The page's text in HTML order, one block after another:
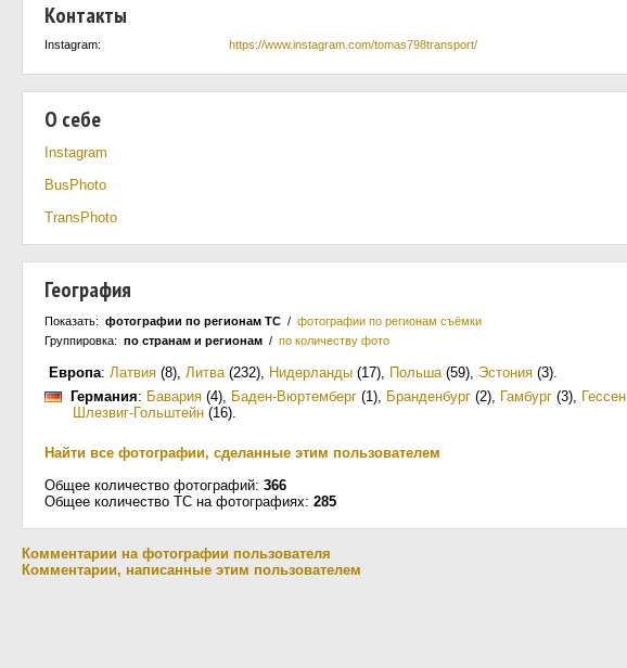
Контакты
Instagram: https://www.instagram.com/tomas798transport/
О себе
Instagram
BusPhoto
TransPhoto
География
Показать: фотографии по регионам ТС / фотографии по регионам съёмки
Группировка: по странам и регионам / по количеству фото
Европа: Латвия (8), Литва(232), Нидерланды (17), Польша(59), Эстония (3).
Германия: Бавария (4), Баден-Вюртемберг (1), Бранденбург (2), Гамбург (3), Гессен
Шлезвиг-Гольштейн (16).
Найти все фотографии, сделанные этим пользователем
Общее количество фотографий: 366
Общее количество ТС на фотографиях: 285
Комментарии на фотографии пользователя
Комментарии, написанные этим пользователем